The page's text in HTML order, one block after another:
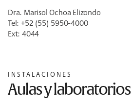
Dra. Marisol Ochoa Elizondo
Tel: +52 (55) 5950-4000
Ext: 4044
INSTALACIONES
Aulas y laboratorios